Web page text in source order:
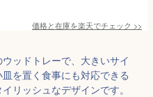
価格と在庫を楽天でチェック >>
ッドトレーで、大きいサイ
を置く食事にも対応できる
リッシュなデザインです。